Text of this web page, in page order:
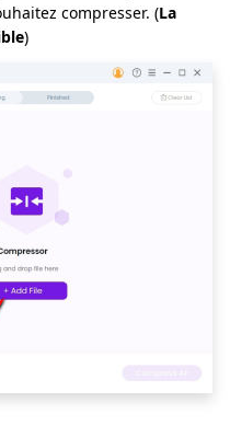
compresser. (La
)